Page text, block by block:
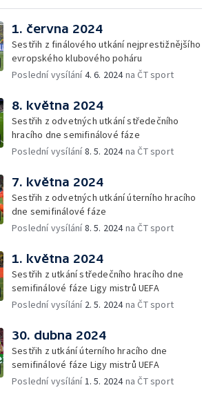
1. června 2024
Sestřih z finálového utkání nejprestižnějšího
evropského klubového poháru
Poslední vysílání4. 6. 2024na ČT sport
8. května 2024
Sestřih z odvetných utkání středečního
hracího dne semifinálové fáze
Poslední vysílání8. 5. 2024na ČT sport
7. května 2024
Sestřih z odvetných utkání úterního hracího
dne semifinálové fáze
Poslední vysílání8. 5. 2024na ČT sport
1. května 2024
Sestřih z utkání středečního hracího dne
semifinálové fáze Ligy mistrů UEFA
Poslední vysílání 2. 5. 2024na ČT sport
30. dubna 2024
Sestřih z utkání úterního hracího dne
semifinálové fáze Ligy mistrů UEFA
Poslední vysílání1. 5. 2024na ČT sport